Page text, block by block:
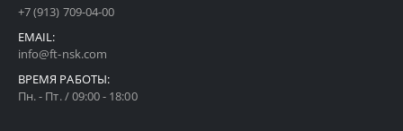
+7 (913) 709-04-00
EMAIL:
info@ft-nsk.com
ВРЕМЯ РАБОТЫ:
Пн. - Пт. / 09:00 - 18:00